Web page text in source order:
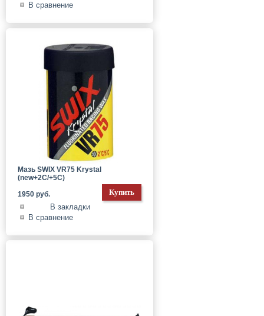
В сравнение
Мазь SWIX VR75 Krystal
(new+2С/+5C)
1950 руб.
В закладки
В сравнение